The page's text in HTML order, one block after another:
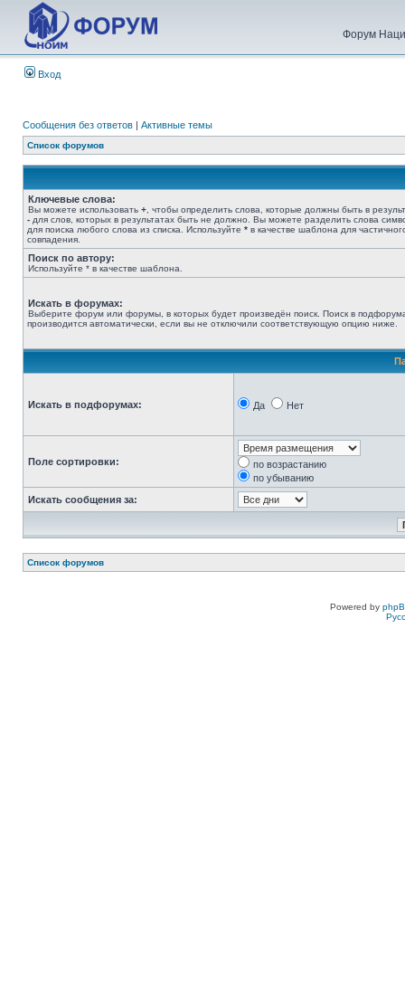
Форум
Вход
Сообщения без ответов | Активные темы
Список форумов
Ключевые слова:
Вы можете использовать + , чтобы определить слова, которые должны быть в
- для слов, которых в результатах быть не должно. Вы можете разделить слова
для поиска любого слова из списка. Используйте * в качестве шаблона для
совпадения.
Поиск по автору:
Используйте * в качестве шаблона.
Искать в форумах:
Выберите форум или форумы, в которых будет произведён поиск. Поиск в
производится автоматически, если вы не отключили соответствующую опцию ниже.
Искать в подфорумах: Да Нет
Поле сортировки:
по возрастанию
по убыванию
Искать сообщения за:
Список форумов
Powered by